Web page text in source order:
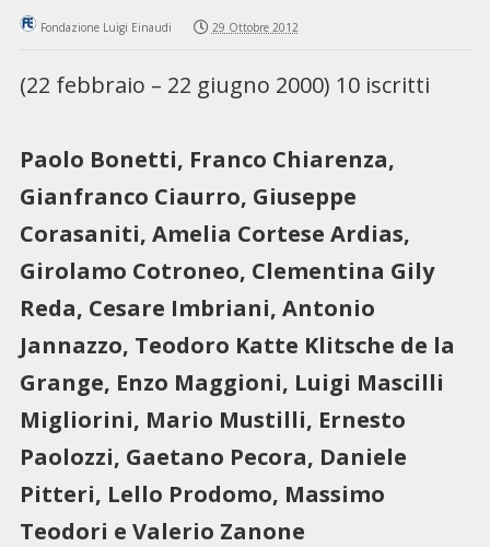
Fondazione Luigi Einaudi 29 Ottobre 2012
(22 febbraio – 22 giugno 2000) 10 iscritti
Paolo Bonetti, Franco Chiarenza,
Gianfranco Ciaurro, Giuseppe
Corasaniti, Amelia Cortese Ardias,
Girolamo Cotroneo, Clementina Gily
Reda, Cesare Imbriani, Antonio
Jannazzo, Teodoro Katte Klitsche de la
Grange, Enzo Maggioni, Luigi Mascilli
Migliorini, Mario Mustilli, Ernesto
Paolozzi, Gaetano Pecora, Daniele
Pitteri, Lello Prodomo, Massimo
Teodori e Valerio Zanone